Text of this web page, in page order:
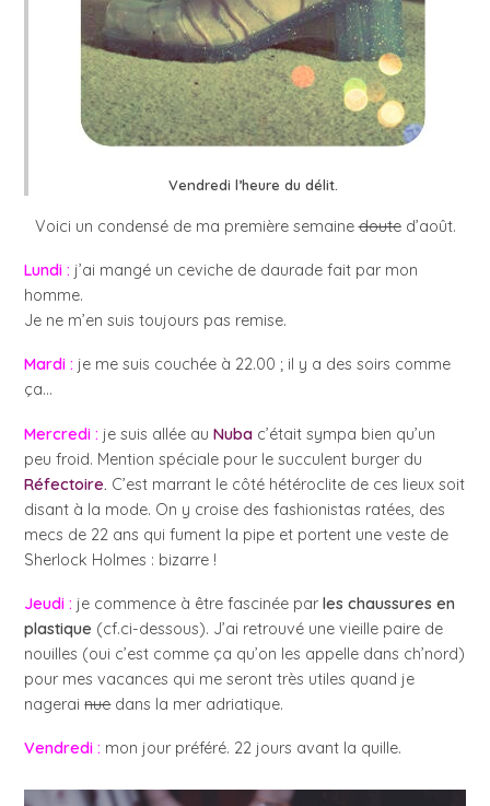
Vendredi l’heure du délit.
Voici un condensé de ma première semainedouted’août.
Lundi : j’ai mangé un ceviche de daurade fait par mon
homme.
Je ne m’en suis toujours pas remise.
Mardi : je me suis couchée à 22.00 ; il y a des soirs comme
ça…
Mercredi : je suis allée au Nuba c’était sympa bien qu’un
peu froid. Mention spéciale pour le succulent burger du
Réfectoire. C’est marrant le côté hétéroclite de ces lieux soit
disant à la mode. On y croise des fashionistas ratées, des
mecs de 22 ans qui fument la pipe et portent une veste de
Sherlock Holmes : bizarre !
Jeudi : je commence à être fascinée parles chaussures en
plastique (cf.ci-dessous). J’ai retrouvé une vieille paire de
nouilles (oui c’est comme ça qu’on les appelle dans ch’nord)
pour mes vacances qui me seront très utiles quand je
nagerainuedans la mer adriatique.
Vendredi : mon jour préféré. 22 jours avant la quille.